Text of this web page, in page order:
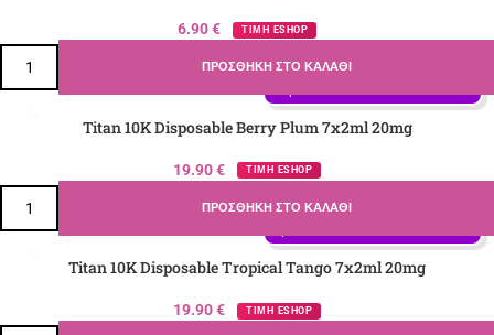
6.90€ ΤΙΜΗ ESHOP
ΠΡΟΣΘΉΚΗ ΣΤΟ ΚΑΛΆΘΙ
Γεύση: Βατόμουρο, Δαμάσκηνο,
Titan 10K Disposable Berry Plum 7x2ml 20mg
19.90€ ΤΙΜΗ ESHOP
ΠΡΟΣΘΉΚΗ ΣΤΟ ΚΑΛΆΘΙ
Γεύση: Mix Μούρων, Κεράσι,
Titan 10K Disposable Tropical Tango 7x2ml 20mg
19.90€ ΤΙΜΗ ESHOP